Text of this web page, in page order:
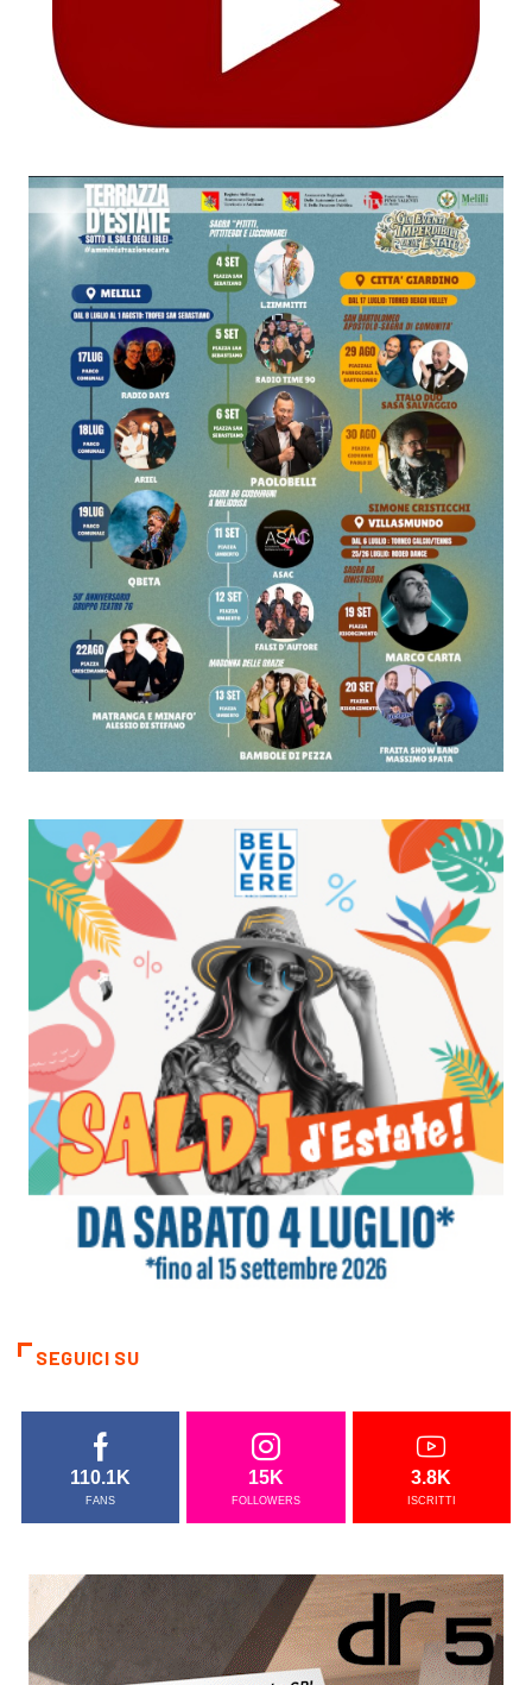
SEGUICI SU
110.1K
FANS
15K
FOLLOWERS
3.8K
ISCRITTI